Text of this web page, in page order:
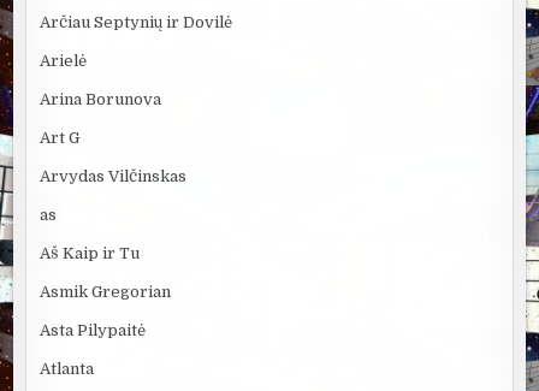
Arčiau Septynių ir Dovilė
Arielė
Arina Borunova
Art G
Arvydas Vilčinskas
as
Aš Kaip ir Tu
Asmik Gregorian
Asta Pilypaitė
Atlanta